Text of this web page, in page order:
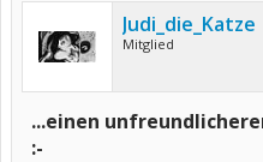
Judi_die_Katze
Mitglied
...einen
:-